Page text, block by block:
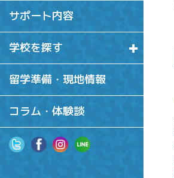
サポート内容
学校を探す
留学準備・現地情報
コラム・体験談